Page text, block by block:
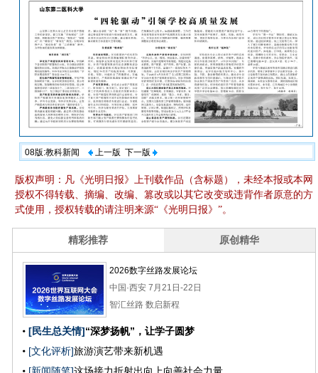
08版:教科新闻 上一版 下一版
版权声明：凡《光明日报》上刊载作品（含标题），未经本报或本网
授权不得转载、摘编、改编、篡改或以其它改变或违背作者原意的方
式使用，授权转载的请注明来源“《光明日报》”。